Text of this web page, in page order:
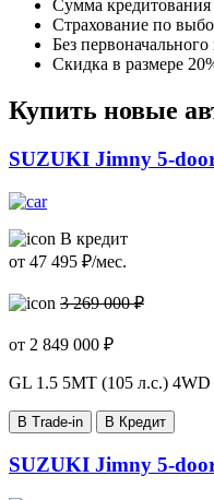
Сумма кредитования
Страхование по
Без первоначального
Скидка в размере
Купить новые
SUZUKI Jimny 5-
В кредит
от 47 495 ₽/мес.
3 269 000 ₽
от 2 849 000 ₽
GL 1.5 5MT (105 л.с.) 4WD
В Trade-in В Кредит
SUZUKI Jimny 5-